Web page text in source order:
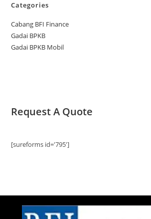
Categories
Cabang BFI Finance
Gadai BPKB
Gadai BPKB Mobil
Request A Quote
[sureforms id='795']